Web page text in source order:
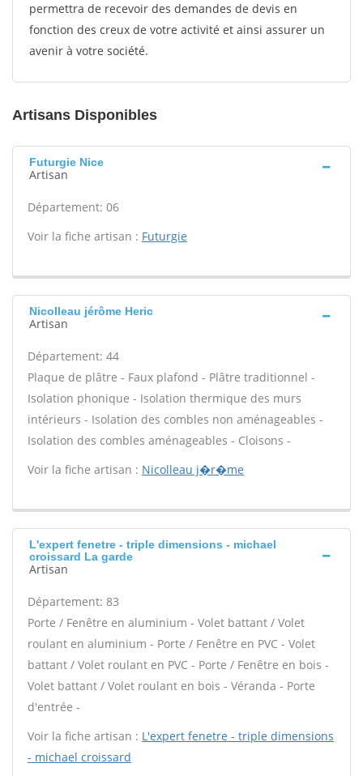
permettra de recevoir des demandes de devis en
fonction des creux de votre activité et ainsi assurer un
avenir à votre société.
Artisans Disponibles
Futurgie Nice
Artisan
Département: 06
Voir la fiche artisan : Futurgie
Nicolleau jérôme Heric
Artisan
Département: 44
Plaque de plâtre - Faux plafond - Plâtre traditionnel -
Isolation phonique - Isolation thermique des murs
intérieurs - Isolation des combles non aménageables -
Isolation des combles aménageables - Cloisons -
Voir la fiche artisan : Nicolleau j�r�me
L'expert fenetre - triple dimensions - michael
croissard La garde
Artisan
Département: 83
Porte / Fenêtre en aluminium - Volet battant / Volet
roulant en aluminium - Porte / Fenêtre en PVC - Volet
battant / Volet roulant en PVC - Porte / Fenêtre en bois -
Volet battant / Volet roulant en bois - Véranda - Porte
d'entrée -
Voir la fiche artisan : L'expert fenetre - triple dimensions
- michael croissard